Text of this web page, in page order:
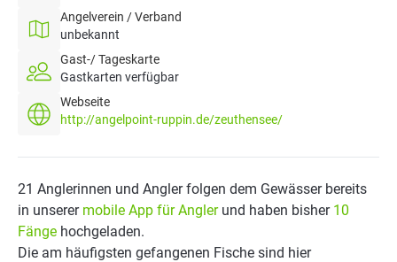
Angelverein / Verband
unbekannt
Gast-/ Tageskarte
Gastkarten verfügbar
Webseite
http://angelpoint-ruppin.de/zeuthensee/
21 Anglerinnen und Angler folgen dem Gewässer bereits
in unserer mobile App für Anglerund haben bisher 10
Fänge hochgeladen.
Die am häufigsten gefangenen Fische sind hier